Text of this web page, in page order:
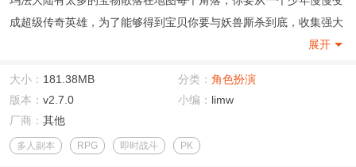
成超级传奇英雄，为了能够得到宝贝你要与妖兽厮杀到底，收集强大
的资源武器才能让你一战成名，快来激情演绎自己的传奇巅峰时刻！
展开
大小： 181.38MB 分类： 角色扮演
版本： v2.7.0 小编： limw
厂商： 其他
多人副本 RPG 即时战斗 PK